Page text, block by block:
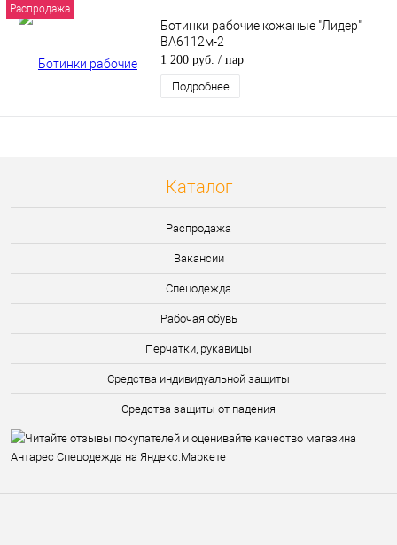
Распродажа
Ботинки рабочие кожаные "Лидер"
ВА6112м-2
1 200 руб. / пар
Подробнее
Каталог
Распродажа
Вакансии
Спецодежда
Рабочая обувь
Перчатки, рукавицы
Средства индивидуальной защиты
Средства защиты от падения